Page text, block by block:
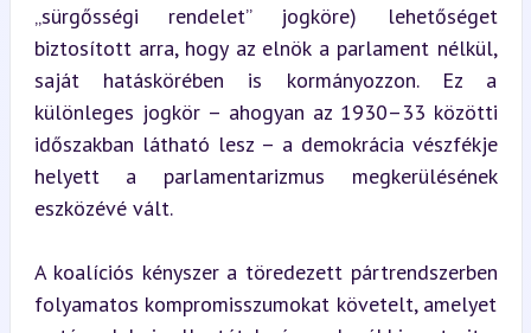
„sürgősségi rendelet” jogköre) lehetőséget
biztosított arra, hogy az elnök a parlament nélkül,
saját hatáskörében is kormányozzon. Ez a
különleges jogkör – ahogyan az 1930–33 közötti
időszakban látható lesz – a demokrácia vészfékje
helyett a parlamentarizmus megkerülésének
eszközévé vált.
A koalíciós kényszer a töredezett pártrendszerben
folyamatos kompromisszumokat követelt, amelyet